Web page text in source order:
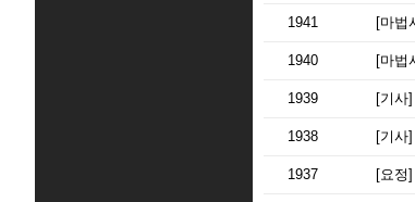
1941 [마법
1940 [마법
1939 [기사]
1938 [기사]
1937 [요정]